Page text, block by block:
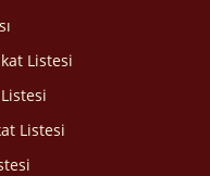
Listesi
Listesi